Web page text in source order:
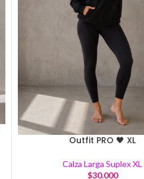
Outfit PRO 🖤 XL
Calza Larga Suplex XL
$30.000